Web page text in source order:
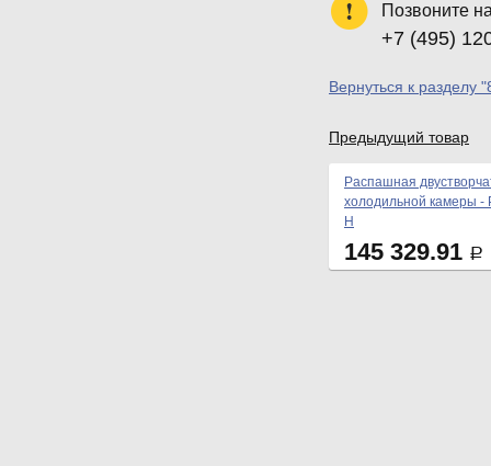
Позвоните
+7 (495)
Вернуться к разделу
Предыдущий товар
Распашная
холодильной камеры
Н
145 329.91 Р